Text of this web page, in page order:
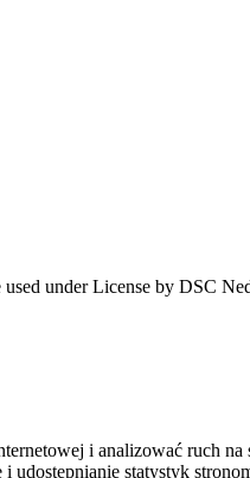
under License by DSC
i analizować ruch
statystyk